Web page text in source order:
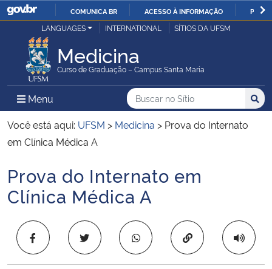
IR
O
COMUNICA BR ACESSO À INFORMAÇÃO
Ministério da Justiça e Segurança Pública
Ministério da Defesa
Ministério das Relações Exteriores
Ministério da Infraestrutura
Ministério da Educação
LANGUAGES INTERNATIONAL SÍTIOS DA UFSM
Medicina
Curso de Graduação – Campus Santa Maria
Menu Menu Principal do Sítio
Busca
Buscar no no Sítio
Busca:
Você está aqui: UFSM > Medicina > Prova do Internato
em Clínica Médica A
Início do conteúdo
Prova do Internato em
Clínica Médica A
Copiar para área